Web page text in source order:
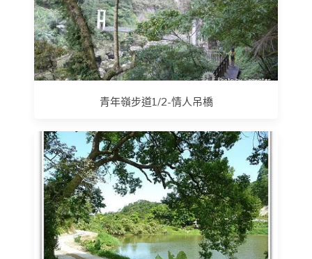
青年嶺步道1/2-情人吊橋